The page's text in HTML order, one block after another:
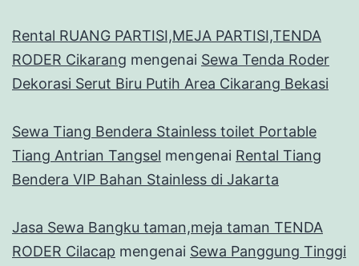
Rental RUANG PARTISI,MEJA PARTISI,TENDA
RODER Cikarang mengenai Sewa Tenda Roder
Dekorasi Serut Biru Putih Area Cikarang Bekasi
Sewa Tiang Bendera Stainless toilet Portable
Tiang Antrian Tangsel mengenai Rental Tiang
Bendera VIP Bahan Stainless di Jakarta
Jasa Sewa Bangku taman,meja taman TENDA
RODER Cilacap mengenai Sewa Panggung Tinggi